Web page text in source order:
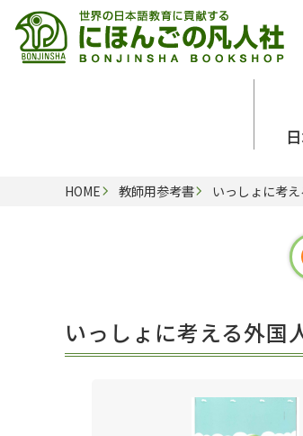
留学生向け
練習問題
カード・ゲ
ドイツ語辞典
語学・文法
多言語社会
HOME 教師用参考書 いっしょに考
いっしょに考える外国